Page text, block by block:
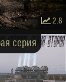
2.8
серия